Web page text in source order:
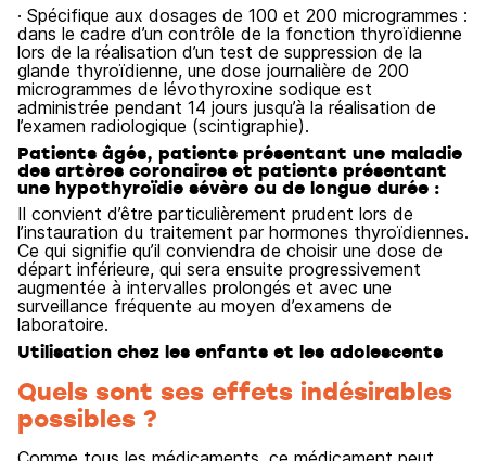
· Spécifique aux dosages de 100 et 200 microgrammes :
dans le cadre d’un contrôle de la fonction thyroïdienne
lors de la réalisation d’un test de suppression de la
glande thyroïdienne, une dose journalière de 200
microgrammes de lévothyroxine sodique est
administrée pendant 14 jours jusqu’à la réalisation de
l’examen radiologique (scintigraphie).
Patients âgés, patients présentant une maladie
des artères coronaires et patients présentant
une hypothyroïdie sévère ou de longue durée :
Il convient d’être particulièrement prudent lors de
l’instauration du traitement par hormones thyroïdiennes.
Ce qui signifie qu’il conviendra de choisir une dose de
départ inférieure, qui sera ensuite progressivement
augmentée à intervalles prolongés et avec une
surveillance fréquente au moyen d’examens de
laboratoire.
Utilisation chez les enfants et les adolescents
Quels sont ses effets indésirables
possibles ?